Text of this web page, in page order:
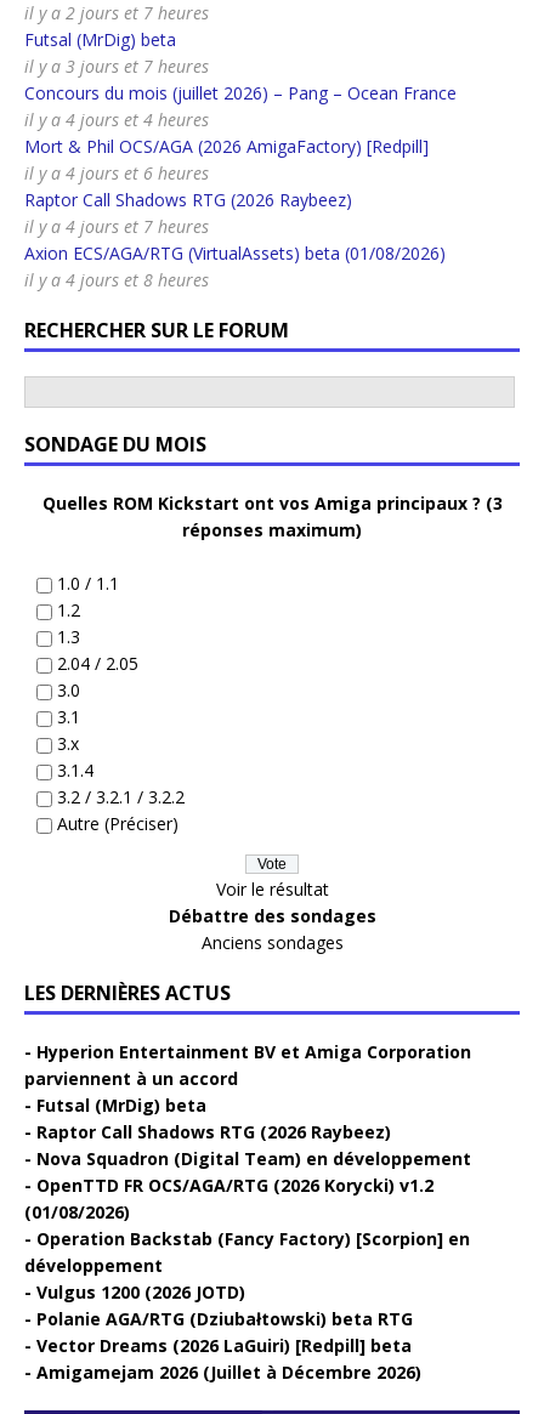
il y a 2 jours et 7 heures
Futsal (MrDig) beta
il y a 3 jours et 7 heures
Concours du mois (juillet 2026) – Pang – Ocean France
il y a 4 jours et 4 heures
Mort & Phil OCS/AGA (2026 AmigaFactory) [Redpill]
il y a 4 jours et 6 heures
Raptor Call Shadows RTG (2026 Raybeez)
il y a 4 jours et 7 heures
Axion ECS/AGA/RTG (VirtualAssets) beta (01/08/2026)
il y a 4 jours et 8 heures
RECHERCHER SUR LE FORUM
SONDAGE DU MOIS
Quelles ROM Kickstart ont vos Amiga principaux ? (3
réponses maximum)
1.0 / 1.1
1.2
1.3
2.04 / 2.05
3.0
3.1
3.x
3.1.4
3.2 / 3.2.1 / 3.2.2
Autre (Préciser)
Voir le résultat
Débattre des sondages
Anciens sondages
LES DERNIÈRES ACTUS
Hyperion Entertainment BV et Amiga Corporation
parviennent à un accord
Futsal (MrDig) beta
Raptor Call Shadows RTG (2026 Raybeez)
Nova Squadron (Digital Team) en développement
OpenTTD FR OCS/AGA/RTG (2026 Korycki) v1.2
(01/08/2026)
Operation Backstab (Fancy Factory) [Scorpion] en
développement
Vulgus 1200 (2026 JOTD)
Polanie AGA/RTG (Dziubałtowski) beta RTG
Vector Dreams (2026 LaGuiri) [Redpill] beta
Amigamejam 2026 (Juillet à Décembre 2026)